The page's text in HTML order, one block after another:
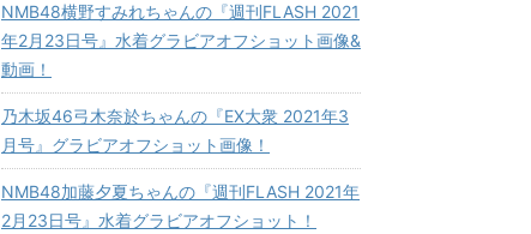
NMB48横野すみれちゃんの『週刊FLASH 2021
年2月23日号』水着グラビアオフショット画像&
動画！
乃木坂46弓木奈於ちゃんの『EX大衆 2021年3
月号』グラビアオフショット画像！
NMB48加藤夕夏ちゃんの『週刊FLASH 2021年
2月23日号』水着グラビアオフショット！